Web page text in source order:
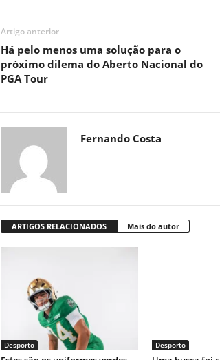
Artigo anterior
Há pelo menos uma solução para o
próximo dilema do Aberto Nacional do
PGA Tour
Fernando Costa
ARTIGOS RELACIONADOS Mais do autor
Desporto Desporto